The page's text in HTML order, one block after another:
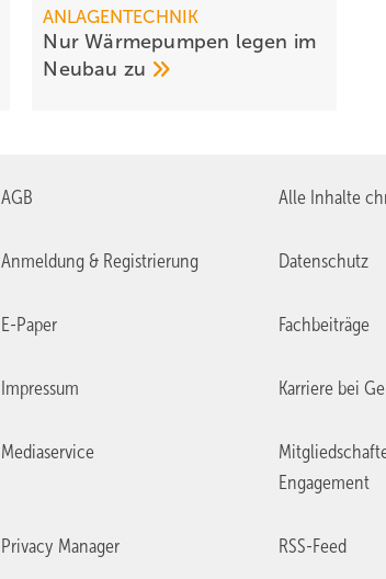
ANLAGENTECHNIK
Nur Wärmepumpen legen im
Neubau zu
AGB Alle Inhalte
Anmeldung & Registrierung Datenschutz
E-Paper Fachbeiträge
Impressum Karriere bei
Mediaservice
Engagement
Privacy Manager RSS-Feed